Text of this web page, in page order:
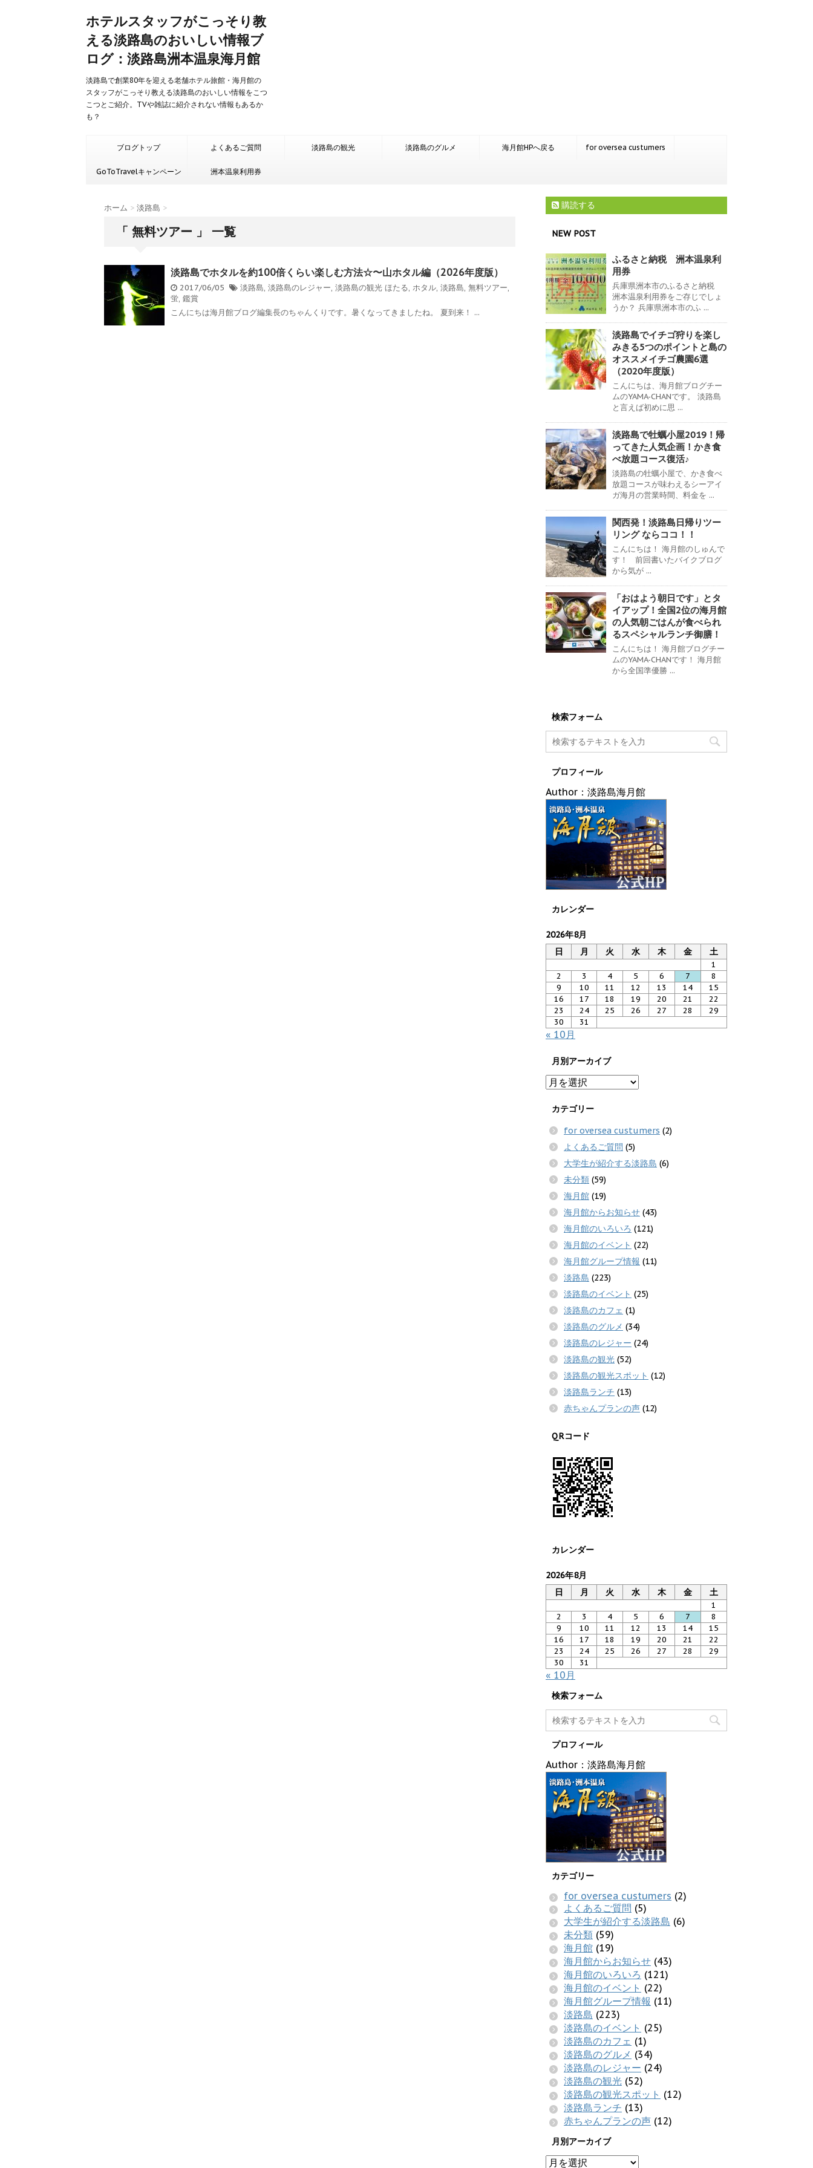
ホテルスタッフがこっそり教
える淡路島のおいしい情報ブ
ログ：淡路島洲本温泉海月館
淡路島で創業80年を迎える老舗ホテル旅館・海月館の
スタッフがこっそり教える淡路島のおいしい情報をこつ
こつとご紹介。TVや雑誌に紹介されない情報もあるか
も？
ブログトップ よくあるご質問 淡路島の観光 淡路島のグルメ 海月館HPへ戻る for oversea custumers
GoToTravelキャンペーン 洲本温泉利用券
ホーム > 淡路島 >
「 無料ツアー 」 一覧
淡路島でホタルを約100倍くらい楽しむ方法☆〜山ホタル編（2026年度版）
2017/06/05 淡路島, 淡路島のレジャー, 淡路島の観光 ほたる, ホタル, 淡路島, 無料ツアー,
蛍, 鑑賞
こんにちは海月館ブログ編集長のちゃんくりです。暑くなってきましたね。 夏到来！ ...
購読する
NEW POST
ふるさと納税 洲本温泉利
用券
兵庫県洲本市のふるさと納税
洲本温泉利用券をご存じでしょ
うか？ 兵庫県洲本市のふ ...
淡路島でイチゴ狩りを楽し
みきる5つのポイントと島の
オススメイチゴ農園6選
（2020年度版）
こんにちは、海月館ブログチー
ムのYAMA-CHANです。 淡路島
と言えば初めに思 ...
淡路島で牡蠣小屋2019！帰
ってきた人気企画！かき食
べ放題コース復活♪
淡路島の牡蠣小屋で、かき食べ
放題コースが味わえるシーアイ
ガ海月の営業時間、料金を ...
関西発！淡路島日帰りツー
リング ならココ！！
こんにちは！ 海月館のしゅんで
す！ 前回書いたバイクブログ
から気が ...
「おはよう朝日です」とタ
イアップ！全国2位の海月館
の人気朝ごはんが食べられ
るスペシャルランチ御膳！
こんにちは！ 海月館ブログチー
ムのYAMA-CHANです！ 海月館
から全国準優勝 ...
検索フォーム
プロフィール
Author：淡路島海月館
カレンダー
2026年8月
日
月 火 水 木 金 土
1
2
3 4 5 6 7
8
9
10 11 12 13 14
15
16
17 18 19 20 21
22
23
24 25 26 27 28
29
30
31
« 10月
月別アーカイブ
カテゴリー
for oversea custumers (2)
よくあるご質問 (5)
大学生が紹介する淡路島 (6)
未分類 (59)
海月館 (19)
海月館からお知らせ (43)
海月館のいろいろ (121)
海月館のイベント (22)
海月館グループ情報 (11)
淡路島 (223)
淡路島のイベント (25)
淡路島のカフェ (1)
淡路島のグルメ (34)
淡路島のレジャー (24)
淡路島の観光 (52)
淡路島の観光スポット (12)
淡路島ランチ (13)
赤ちゃんプランの声 (12)
QRコード
カレンダー
2026年8月
日
月 火 水 木 金 土
1
2
3 4 5 6 7
8
9
10 11 12 13 14
15
16
17 18 19 20 21
22
23
24 25 26 27 28
29
30
31
« 10月
検索フォーム
プロフィール
Author：淡路島海月館
カテゴリー
for oversea custumers (2)
よくあるご質問 (5)
大学生が紹介する淡路島 (6)
未分類 (59)
海月館 (19)
海月館からお知らせ (43)
海月館のいろいろ (121)
海月館のイベント (22)
海月館グループ情報 (11)
淡路島 (223)
淡路島のイベント (25)
淡路島のカフェ (1)
淡路島のグルメ (34)
淡路島のレジャー (24)
淡路島の観光 (52)
淡路島の観光スポット (12)
淡路島ランチ (13)
赤ちゃんプランの声 (12)
月別アーカイブ